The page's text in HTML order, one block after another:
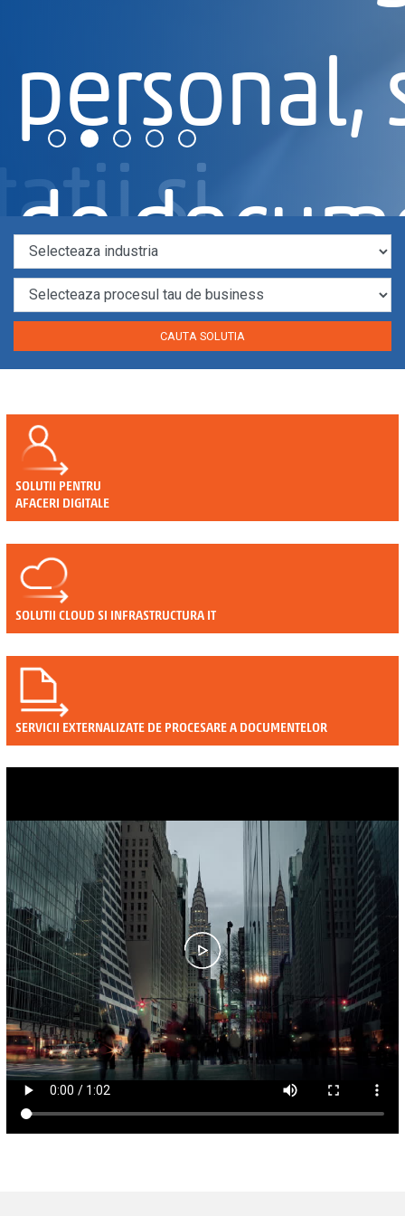
si
personal,
de
procese
siarhiva
integrate
aplicatia
umane
Afla mai
CAUTA SOLUTIA
SOLUTII PENTRU
AFACERI DIGITALE
SOLUTII CLOUD SI INFRASTRUCTURA IT
SERVICII EXTERNALIZATE DE PROCESARE A DOCUMENTELOR